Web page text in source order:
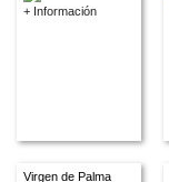
+ Información
Virgen de Palma